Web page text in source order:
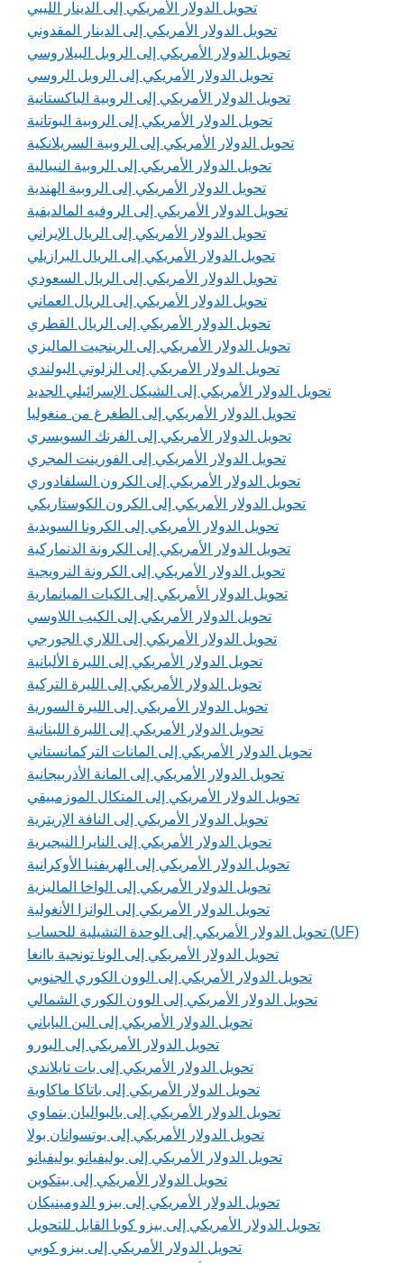
تحويل الدولار الأمريكي إلى الدينار الليبي
تحويل الدولار الأمريكي إلى الدينار المقدوني
تحويل الدولار الأمريكي إلى الروبل البيلاروسي
تحويل الدولار الأمريكي إلى الروبل الروسي
تحويل الدولار الأمريكي إلى الروبية الباكستانية
تحويل الدولار الأمريكي إلى الروبية البوتانية
تحويل الدولار الأمريكي إلى الروبية السريلانكية
تحويل الدولار الأمريكي إلى الروبية النيبالية
تحويل الدولار الأمريكي إلى الروبية الهندية
تحويل الدولار الأمريكي إلى الروفيه المالديفية
تحويل الدولار الأمريكي إلى الريال الإيراني
تحويل الدولار الأمريكي إلى الريال البرازيلي
تحويل الدولار الأمريكي إلى الريال السعودي
تحويل الدولار الأمريكي إلى الريال العماني
تحويل الدولار الأمريكي إلى الريال القطري
تحويل الدولار الأمريكي إلى الرينجيت الماليزي
تحويل الدولار الأمريكي إلى الزلوتي البولندي
تحويل الدولار الأمريكي إلى الشيكل الإسرائيلي الجديد
تحويل الدولار الأمريكي إلى الطغرغ من منغوليا
تحويل الدولار الأمريكي إلى الفرنك السويسري
تحويل الدولار الأمريكي إلى الفورينت المجري
تحويل الدولار الأمريكي إلى الكرون السلفادوري
تحويل الدولار الأمريكي إلى الكرون الكوستاريكي
تحويل الدولار الأمريكي إلى الكرونا السويدية
تحويل الدولار الأمريكي إلى الكرونة الدنماركية
تحويل الدولار الأمريكي إلى الكرونة النرويجية
تحويل الدولار الأمريكي إلى الكيات الميانمارية
تحويل الدولار الأمريكي إلى الكيب اللاوسي
تحويل الدولار الأمريكي إلى اللاري الجورجي
تحويل الدولار الأمريكي إلى الليرة الألبانية
تحويل الدولار الأمريكي إلى الليرة التركية
تحويل الدولار الأمريكي إلى الليرة السورية
تحويل الدولار الأمريكي إلى الليرة اللبنانية
تحويل الدولار الأمريكي إلى المانات التركمانستاني
تحويل الدولار الأمريكي إلى المانة الأذربيجانية
تحويل الدولار الأمريكي إلى المتكال الموزمبيقي
تحويل الدولار الأمريكي إلى النافة الإريترية
تحويل الدولار الأمريكي إلى النايرا النيجيرية
تحويل الدولار الأمريكي إلى الهريفنيا الأوكرانية
تحويل الدولار الأمريكي إلى الواخا الماليزية
تحويل الدولار الأمريكي إلى الوانزا الأنغولية
تحويل الدولار الأمريكي إلى الوحدة التشيلية للحساب (UF)
تحويل الدولار الأمريكي إلى الونا تونجية باانغا
تحويل الدولار الأمريكي إلى الوون الكوري الجنوبي
تحويل الدولار الأمريكي إلى الوون الكوري الشمالي
تحويل الدولار الأمريكي إلى الين الياباني
تحويل الدولار الأمريكي إلى اليورو
تحويل الدولار الأمريكي إلى بات تايلاندي
تحويل الدولار الأمريكي إلى باتاكا ماكاوية
تحويل الدولار الأمريكي إلى بالبواليان بنماوي
تحويل الدولار الأمريكي إلى بوتسوانان بولا
تحويل الدولار الأمريكي إلى بوليفيانو بوليفيانو
تحويل الدولار الأمريكي إلى بيتكوين
تحويل الدولار الأمريكي إلى بيزو الدومينيكان
تحويل الدولار الأمريكي إلى بيزو كوبا القابل للتحويل
تحويل الدولار الأمريكي إلى بيزو كوبي